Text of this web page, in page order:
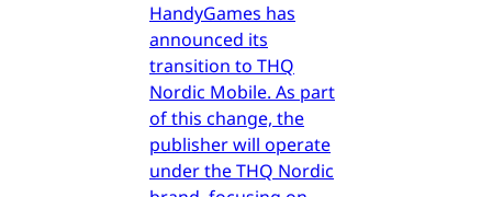
HandyGames has
announced its
transition to THQ
Nordic Mobile. As part
of this change, the
publisher will operate
under the THQ Nordic